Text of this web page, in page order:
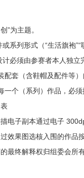
”为主题。
系列形式（“生活旗袍
必须由参赛者本人独立
配套（含鞋帽及配件等
一个（系列）作品，必
描电子副本通过电子
过效果图选核入围的作
的最终解释权归组委会所